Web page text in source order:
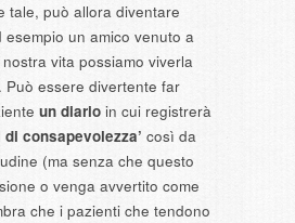
tale, può allora diventare
esempio un amico venuto a
vita possiamo viverla
Può essere divertente far
un diario in cui registrerà
di consapevolezza’ così da
(ma senza che questo
o venga avvertito come
che i pazienti che tendono